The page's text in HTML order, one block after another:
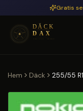
Hoppa till huvudinnehåll
Gratis
Hem Däck 255/55